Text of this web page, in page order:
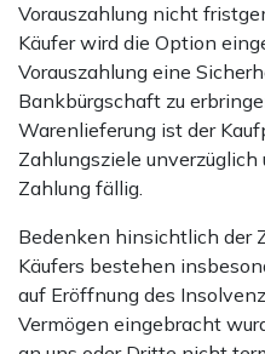
Vorauszahlung nicht
Käufer wird die Option
Vorauszahlung eine
Bankbürgschaft zu
Warenlieferung ist der
Zahlungsziele unverzüglich
Zahlung fällig.
Bedenken hinsichtlich der
Käufers bestehen
auf Eröffnung des
Vermögen eingebracht